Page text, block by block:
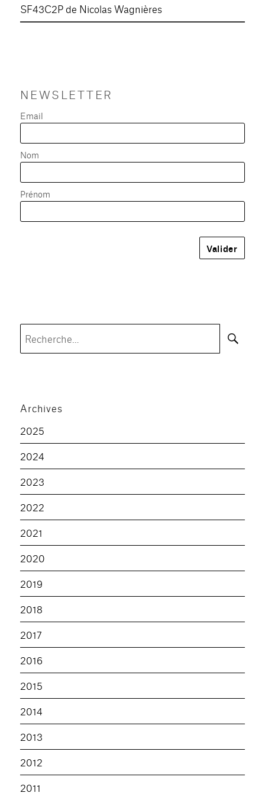
SF43C2P de Nicolas Wagnières
NEWSLETTER
Email
Nom
Prénom
Archives
2025
2024
2023
2022
2021
2020
2019
2018
2017
2016
2015
2014
2013
2012
2011